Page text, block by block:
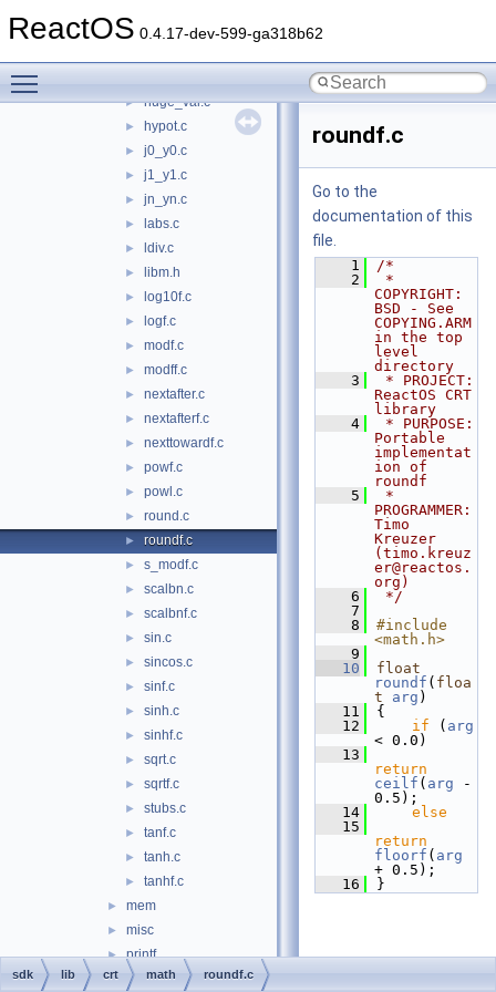
ReactOS 0.4.17-dev-599-ga318b62
► floorf.c
► huge_val.c
► hypot.c
► j0_y0.c
► j1_y1.c
► jn_yn.c
► labs.c
► ldiv.c
► libm.h
► log10f.c
► logf.c
► modf.c
► modff.c
► nextafter.c
► nextafterf.c
► nexttowardf.c
► powf.c
► powl.c
► round.c
► roundf.c
► s_modf.c
► scalbn.c
► scalbnf.c
► sin.c
► sincos.c
► sinf.c
► sinh.c
► sinhf.c
► sqrt.c
► sqrtf.c
► stubs.c
► tanf.c
► tanh.c
► tanhf.c
► mem
► misc
► printf
► search
roundf.c
Go to the
documentation of this
file.
    1
/*
    2
*
COPYRIGHT:
BSD - See
COPYING.ARM
in the top
level
directory
    3
* PROJECT:
ReactOS CRT
library
    4
* PURPOSE:
Portable
implementat
ion of
roundf
    5
*
PROGRAMMER:
Timo
Kreuzer
(timo.kreuz
er@reactos.
org)
    6
*/
    7
    8
#include
<math.h>
    9
   10
float
roundf ( floa
t
arg )
   11
{
   12
if ( arg
< 0.0)
   13
return
ceilf ( arg -
0.5);
   14
else
   15
return
floorf ( arg
+ 0.5);
   16
}
sdk lib crt math roundf.c